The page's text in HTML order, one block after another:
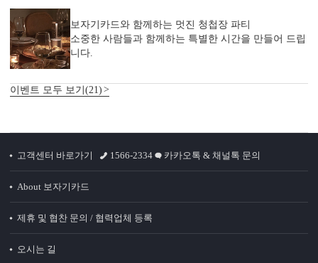
보자기카드와 함께하는 멋진 청첩장 파티
소중한 사람들과 함께하는 특별한 시간을 만들어 드립
니다.
이벤트 모두 보기(21)
고객센터 바로가기 1566-2334 카카오톡 & 채널톡 문의
About 보자기카드
제휴 및 협찬 문의 / 협력업체 등록
오시는 길